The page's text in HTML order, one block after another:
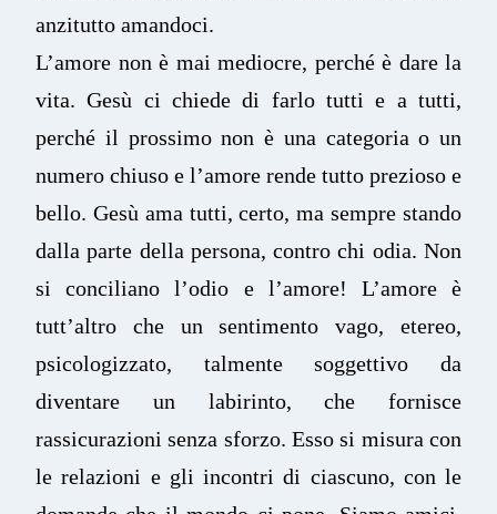
anzitutto amandoci.
L’amore non è mai mediocre, perché è dare la
vita. Gesù ci chiede di farlo tutti e a tutti,
perché il prossimo non è una categoria o un
numero chiuso e l’amore rende tutto prezioso e
bello. Gesù ama tutti, certo, ma sempre stando
dalla parte della persona, contro chi odia. Non
si conciliano l’odio e l’amore! L’amore è
tutt’altro che un sentimento vago, etereo,
psicologizzato, talmente soggettivo da
diventare un labirinto, che fornisce
rassicurazioni senza sforzo. Esso si misura con
le relazioni e gli incontri di ciascuno, con le